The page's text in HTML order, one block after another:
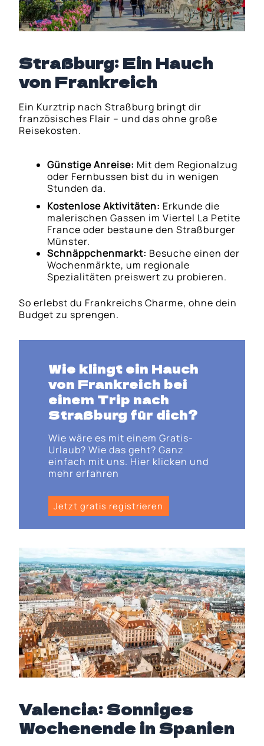
Straßburg: Ein Hauch
von Frankreich
Ein Kurztrip nach Straßburg bringt dir
französisches Flair – und das ohne große
Reisekosten.
Günstige Anreise: Mit dem Regionalzug
oder Fernbussen bist du in wenigen
Stunden da.
Kostenlose Aktivitäten: Erkunde die
malerischen Gassen im Viertel La Petite
France oder bestaune den Straßburger
Münster.
Schnäppchenmarkt: Besuche einen der
Wochenmärkte, um regionale
Spezialitäten preiswert zu probieren.
So erlebst du Frankreichs Charme, ohne dein
Budget zu sprengen.
Wie klingt ein Hauch
von Frankreich bei
einem Trip nach
Straßburg für dich?
Wie wäre es mit einem Gratis-
Urlaub? Wie das geht? Ganz
einfach mit uns. Hier klicken und
mehr erfahren
Jetzt gratis registrieren
Valencia: Sonniges
Wochenende in Spanien